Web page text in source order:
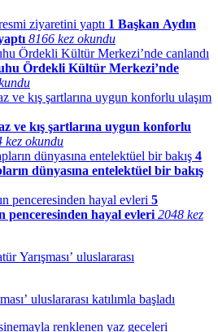
1 Başkan Aydın
8166 kez okundu
Ördekli Kültür Merkezi’nde
ve kış şartlarına uygun konforlu
kez okundu
4
dünyasına entelektüel bir bakış
5
penceresinden hayal evleri 2048 kez
uluslararası katılımla başladı